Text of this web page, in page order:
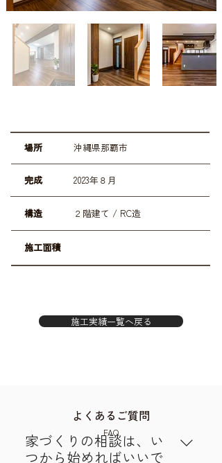
場所 沖縄県那覇市
完成 2023年８月
構造 ２階建て / RC造
施工面積
施工実績一覧へ戻る
家づくりの相談は、い
つから始めればいいで
よくあるご質問
FAQ